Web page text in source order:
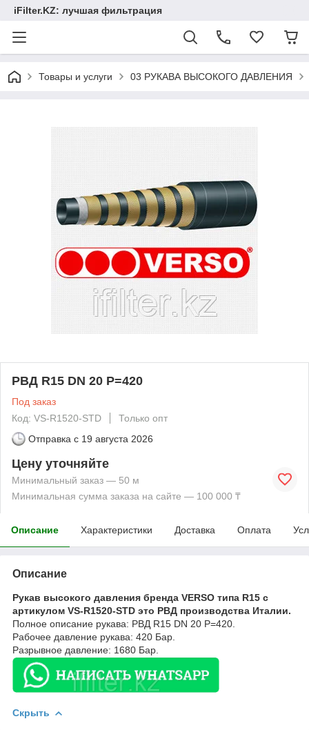
iFilter.KZ: лучшая фильтрация
Товары и услуги 03 РУКАВА ВЫСОКОГО ДАВЛЕНИЯ
РВД R15 DN 20 P=420
Под заказ
Код: VS-R1520-STD
Только опт
Отправка с 19 августа 2026
Цену уточняйте
Минимальный заказ — 50 м
Минимальная сумма заказа на сайте — 100 000 ₸
Описание Характеристики Доставка Оплата
Описание
Рукав высокого давления бренда VERSO типа R15 с
артикулом VS-R1520-STD это РВД производства Италии.
Полное описание рукава: РВД R15 DN 20 P=420.
Рабочее давление рукава: 420 Бар.
Разрывное давление: 1680 Бар.
Скрыть